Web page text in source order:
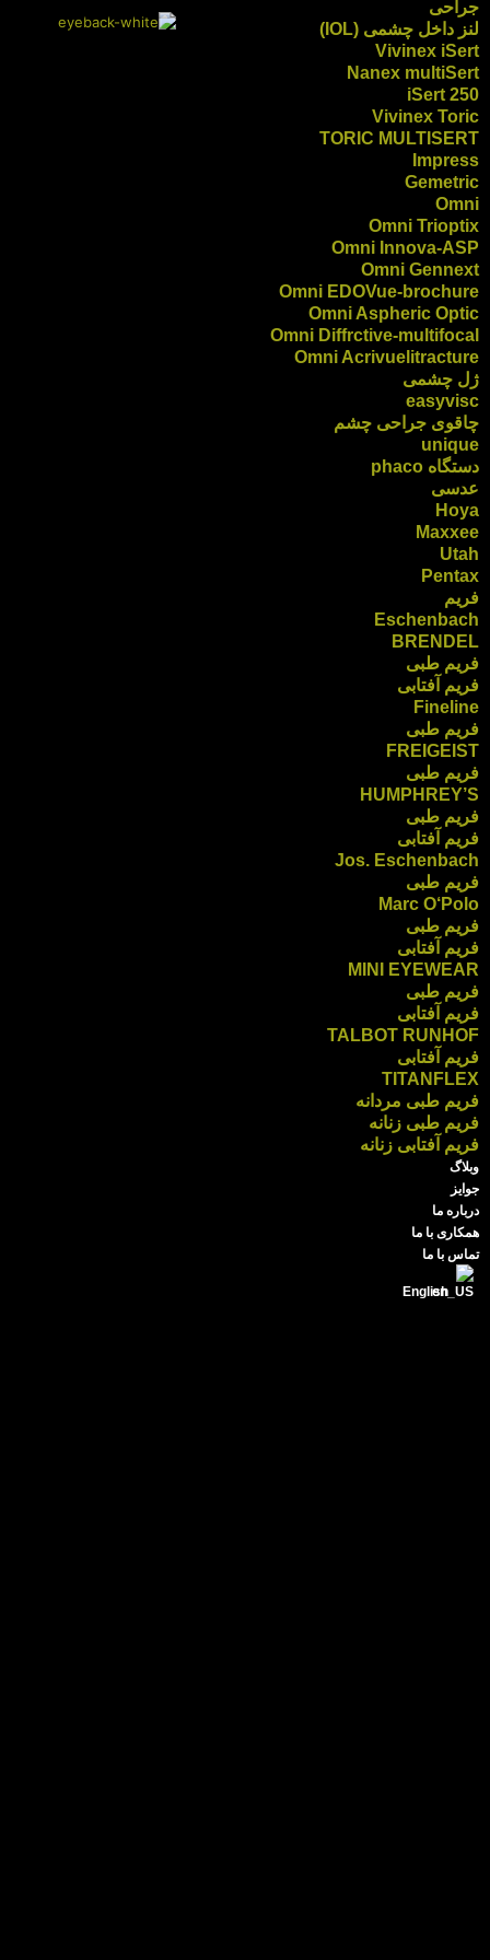
جراحی
لنز داخل چشمی (IOL)
Vivinex iSert
Nanex multiSert
iSert 250
Vivinex Toric
TORIC MULTISERT
Impress
Gemetric
Omni
Omni Trioptix
Omni Innova-ASP
Omni Gennext
Omni EDOVue-brochure
Omni Aspheric Optic
Omni Diffrctive-multifocal
Omni Acrivuelitracture
ژل چشمی
easyvisc
چاقوی جراحی چشم
unique
دستگاه phaco
عدسی
Hoya
Maxxee
Utah
Pentax
فریم
Eschenbach
BRENDEL
فریم طبی
فریم آفتابی
Fineline
فریم طبی
FREIGEIST
فریم طبی
HUMPHREY’S
فریم طبی
فریم آفتابی
Jos. Eschenbach
فریم طبی
Marc O‘Polo
فریم طبی
فریم آفتابی
MINI EYEWEAR
فریم طبی
فریم آفتابی
TALBOT RUNHOF
فریم آفتابی
TITANFLEX
فریم طبی مردانه
فریم طبی زنانه
فریم آفتابی زنانه
وبلاگ
جوایز
درباره ما
همکاری با ما
تماس با ما
English